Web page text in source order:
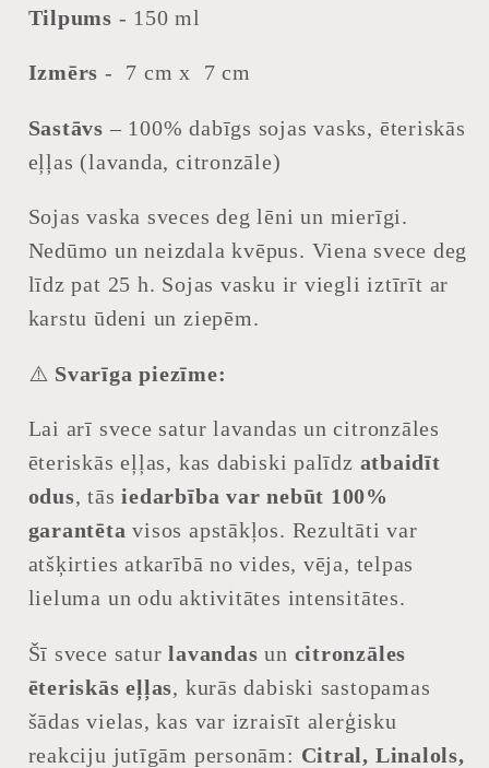
Tilpums - 150 ml
Izmērs - 7 cm x 7 cm
Sastāvs – 100% dabīgs sojas vasks, ēteriskās
eļļas (lavanda, citronzāle)
Sojas vaska sveces deg lēni un mierīgi.
Nedūmo un neizdala kvēpus. Viena svece deg
līdz pat 25 h. Sojas vasku ir viegli iztīrīt ar
karstu ūdeni un ziepēm.
⚠️ Svarīga piezīme:
Lai arī svece satur lavandas un citronzāles
ēteriskās eļļas, kas dabiski palīdz atbaidīt
odus, tāsiedarbība var nebūt 100%
garantēta visos apstākļos. Rezultāti var
atšķirties atkarībā no vides, vēja, telpas
lieluma un odu aktivitātes intensitātes.
Šī svece saturlavandas un citronzāles
ēteriskās eļļas, kurās dabiski sastopamas
šādas vielas, kas var izraisīt alerģisku
reakciju jutīgām personām: Citral, Linalols,